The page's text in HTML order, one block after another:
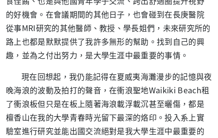
的好機會。在會議期間的其他日子，也會碰到在長庚醫院
從事MRI研究的其他醫師、教授、學長姐們，未來研究所的
路上也都是默默提供了我許多無形的幫助。找到自己的興
趣，並為之付出努力，是大學生涯中最重要的事情。
現在回想起，我仍能記得在夏威夷海灘漫步的記憶與夜
晚海浪的波動及拍打的聲音，在衝浪聖地Waikiki Beach租
了衝浪板但只是在板上隨著海浪載浮載沉甚至曬傷，都是
檀香山在我的大學青春時光留下最深的烙印。投入系上實
驗室進行研究並能出國交流絕對是我大學生涯中最重要的